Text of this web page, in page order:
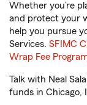
Whether you’re
and protect your
help you pursue
Services. SFIMC
Wrap Fee
Talk with Neal
funds in Chicago,